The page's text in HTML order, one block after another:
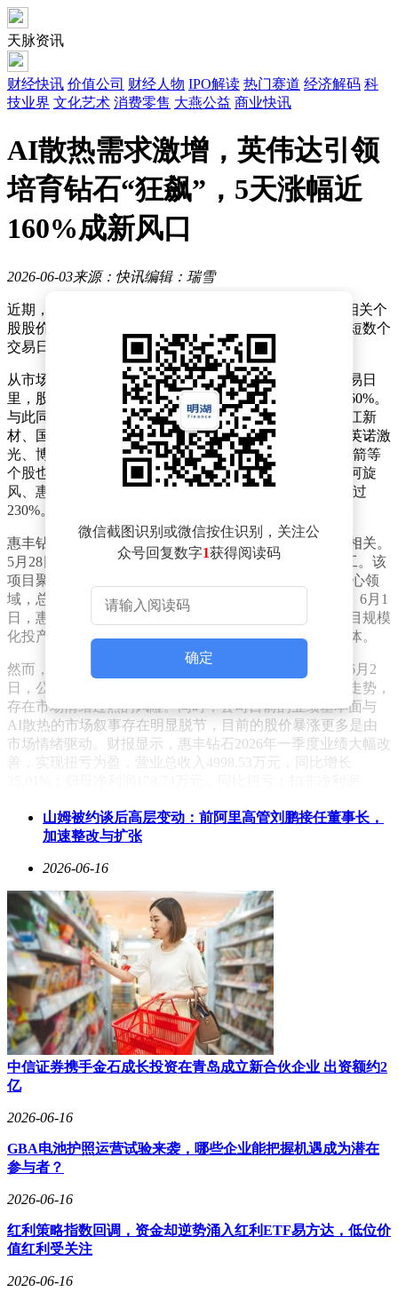
天脉资讯
财经快讯 价值公司 财经人物 IPO解读 热门赛道 经济解码 科
技业界 文化艺术 消费零售 大燕公益 商业快讯
AI散热需求激增，英伟达引领
培育钻石“狂飙”，5天涨幅近
160%成新风口
2026-06-03来源：快讯编辑：瑞雪
近期，A股市场上的培育钻石板块成为投资热点，多只相关个
股股价大幅攀升。其中，惠丰钻石表现尤为抢眼，在短短数个
交易日内股价实现翻倍，引发市场广泛关注。
从市场表现来看，惠丰钻石在5月28日至6月2日的4个交易日
里，股价火速翻倍，过去5个交易日累计涨幅更是接近160%。
与此同时，整个培育钻石板块也呈现集体上涨态势。楚江新
材、国机精工、黄河旋风、恒盛能源等多只个股涨停，英诺激
光、博云新材涨幅超过7%，四方达、力量钻石、中兵红箭等
个股也纷纷跟涨。年初至今，英诺激光、力量钻石、黄河旋
风、惠丰钻石涨幅均超过100%，四方达累计涨幅更是超过
230%。
惠丰钻石股价的暴涨，与其近期的一系列扩产动作密切相关。
5月28日，公司CVD金刚石散热项目在包头正式启动开工。该
项目聚焦CVD金刚石半导体散热材料与培育钻石两大核心领
域，总投资规模达10亿元，计划整体实施周期为3 - 5年。6月1
日，惠丰钻石高导热金刚石粉体项目投产仪式举行，项目规模
化投产后，年产能可达20吨高导热金刚石复合材料及粉体。
然而，在股价狂飙的背后，惠丰钻石也发布风险提示。6月2
日，公司公告称近期股价短期涨幅较大，明显偏离市场走势，
存在市场情绪过热的风险。同时，公司目前的业绩基本面与
AI散热的市场叙事存在明显脱节，目前的股价暴涨更多是由
市场情绪驱动。财报显示，惠丰钻石2026年一季度业绩大幅改
善，实现扭亏为盈，营业总收入4998.53万元，同比增长
6288.42万元，同比增长539.79%。
密切相关。随着AI技术的快速发展，芯片功耗不断提升，传
统散热材料已难以满足需求。以英伟达为例，其新一代GPU
功耗突破1000W，传统铜铝散热材料逼近物理极限。而金刚石
凭借其优异的导热性能，被行业视为高端AI服务器的“终极散
热材料”，其导热能力是铜的5倍、硅的10倍。
早在今年2月，英伟达就宣布下一代GPU芯片将全面采用“金刚
石复合材料+液冷”的全新散热方案。此后，英伟达合作伙伴、
金刚石散热技术先驱企业Akash Systems向印度主权云服务商
交付了全球首批搭载钻石冷却技术的英伟达GPU服务器，相
关技术应用随后又拓展到了AMD的高端AI芯片上。这一系列
动作，让培育钻石在AI散热领域的应用前景备受关注。
业发展报告》显示，目前全球培育钻石毛坯产能中，中国占比
高达约63%，而河南是产能核心区，全球每10颗培育钻石，就
有7颗来自河南。随着AI、数据中心等领域对散热材料需求的
增长，培育钻石正从珠宝消费领域转向AI算力驱动的价值重
估。
市场分析认为，金刚石散热或已进入“产业共识”阶段，下游有
望应用于AI、数据中心等多个领域。华福证券指出，2026年
数据中心散热的“终极材料”。该行预计到2030年，AI领域金刚
微信截图识别或微信按住识别，关注公
众号回复数字1获得阅读码
确定
山姆被约谈后高层变动：前阿里高管刘鹏接任董事长，
加速整改与扩张
2026-06-16
中信证券携手金石成长投资在青岛成立新合伙企业 出资额约2
亿
2026-06-16
GBA电池护照运营试验来袭，哪些企业能把握机遇成为潜在
参与者？
2026-06-16
红利策略指数回调，资金却逆势涌入红利ETF易方达，低位价
值红利受关注
2026-06-16